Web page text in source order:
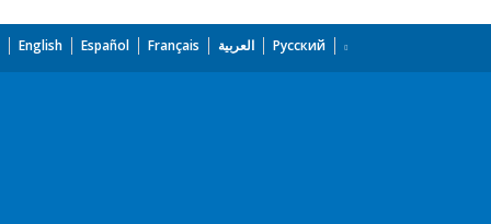
English Español Français العربية Русский